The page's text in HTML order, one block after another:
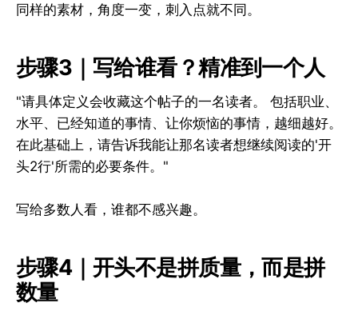
同样的素材，角度一变，刺入点就不同。
步骤3｜写给谁看？精准到一个人
"请具体定义会收藏这个帖子的一名读者。 包括职业、
水平、已经知道的事情、让你烦恼的事情，越细越好。
在此基础上，请告诉我能让那名读者想继续阅读的'开
头2行'所需的必要条件。"
写给多数人看，谁都不感兴趣。
步骤4｜开头不是拼质量，而是拼
数量